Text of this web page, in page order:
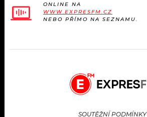
ONLINE NA
WWW.EXPRESFM.CZ
NEBO PŘÍMO NA SEZNAMU.
SOUTĚŽNÍ PODMÍNKY